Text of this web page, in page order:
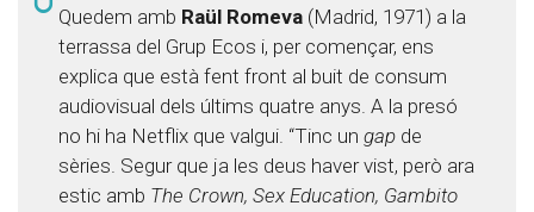
Quedem amb Raül Romeva (Madrid, 1971) a la
terrassa del Grup Ecos i, per començar, ens
explica que està fent front al buit de consum
audiovisual dels últims quatre anys. A la presó
no hi ha Netflix que valgui. “Tinc un gap de
sèries. Segur que ja les deus haver vist, però ara
estic amb The Crown, Sex Education, Gambito